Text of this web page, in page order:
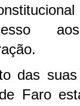
das
Faro